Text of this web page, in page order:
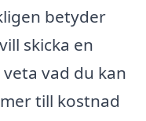
betyder
skicka en
vad du kan
till kostnad